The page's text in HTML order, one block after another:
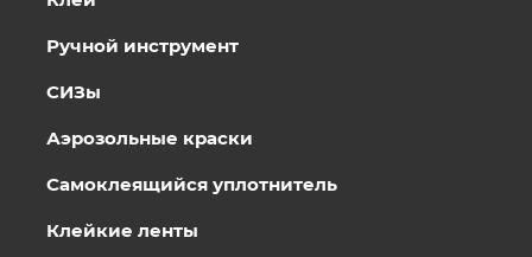
Ручной инструмент
СИЗы
Аэрозольные краски
Самоклеящийся уплотнитель
Клейкие ленты